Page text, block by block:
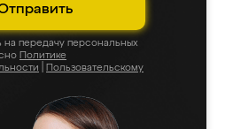
передачу персональных
Политике
Пользовательскому